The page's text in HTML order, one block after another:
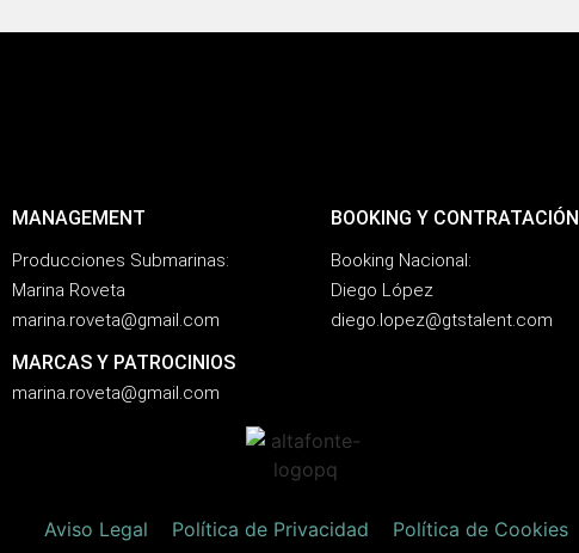
MANAGEMENT
Producciones Submarinas:
Marina Roveta
marina.roveta@gmail.com
MARCAS Y PATROCINIOS
marina.roveta@gmail.com
BOOKING Y CONTRATACIÓN
Booking Nacional:
Diego López
diego.lopez@gtstalent.com
Aviso Legal Política de Privacidad Política de Cookies